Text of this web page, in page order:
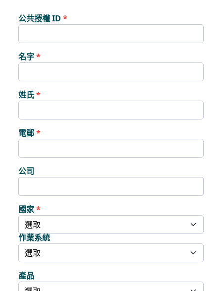
公共授權 ID
名字
姓氏
電郵
公司
國家
作業系統
產品